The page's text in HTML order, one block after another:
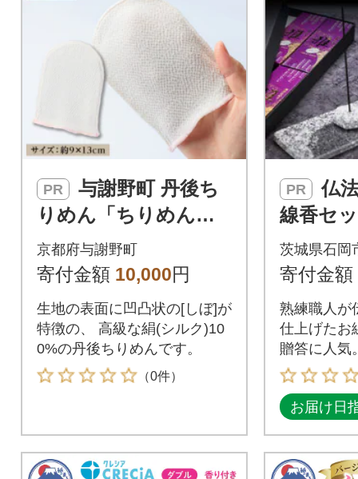
PR
りめん「ちりめん美
人」シルク洗顔パ
フ ピンク 肌に優
都与謝野町
京都府与謝野町
寄付金額 10,000円
生地の表面に凹凸状の[しぼ]が
特徴の、 高級な絹(シルク)10
0%の丹後ちりめんです。
（0件）
PR
仏法を伝えるお
線香セ
茨城県石岡
寄付金額
熟練職人が
仕上げたお
贈答に人気
どうぞ。
お届け日